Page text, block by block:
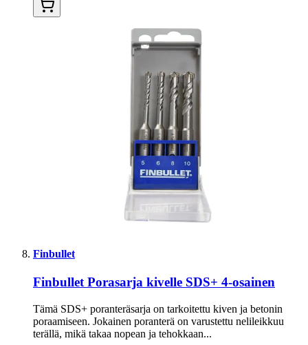
Finbullet
Finbullet Porasarja kivelle SDS+ 4-osainen
Tämä SDS+ poranteräsarja on tarkoitettu kiven ja betonin
poraamiseen. Jokainen poranterä on varustettu nelileikkuu
terällä, mikä takaa nopean ja tehokkaan...